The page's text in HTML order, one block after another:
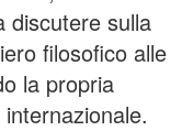
discutere sulla
filosofico alle
la propria